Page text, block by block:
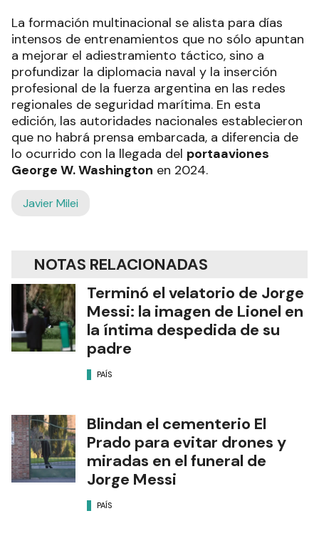
La formación multinacional se alista para días
intensos de entrenamientos que no sólo apuntan
a mejorar el adiestramiento táctico, sino a
profundizar la diplomacia naval y la inserción
profesional de la fuerza argentina en las redes
regionales de seguridad marítima. En esta
edición, las autoridades nacionales establecieron
que no habrá prensa embarcada, a diferencia de
lo ocurrido con la llegada del portaaviones
George W. Washington en 2024.
Javier Milei
NOTAS RELACIONADAS
Terminó el velatorio de Jorge
Messi: la imagen de Lionel en
la íntima despedida de su
padre
PAÍS
Blindan el cementerio El
Prado para evitar drones y
miradas en el funeral de
Jorge Messi
PAÍS